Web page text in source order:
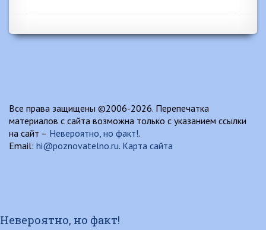
Все права защищены ©2006-2026. Перепечатка
материалов с сайта возможна только с указанием ссылки
на сайт – Невероятно, но факт!.
Email: hi@poznovatelno.ru. Карта сайта
Невероятно, но факт!